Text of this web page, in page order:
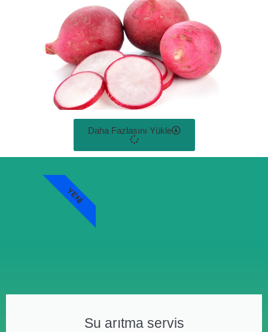
Daha Fazlasını Yükle
Su arıtma servis
YENI